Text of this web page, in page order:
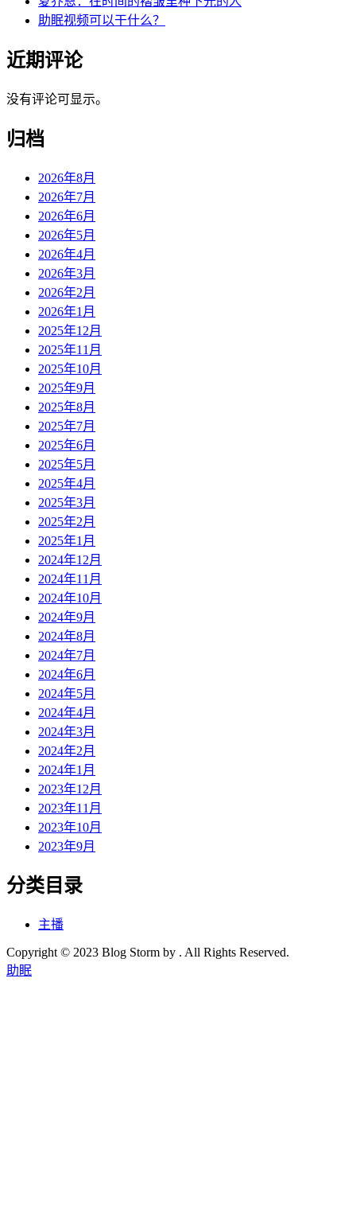
助眠视频可以干什么？
近期评论
没有评论可显示。
归档
2026年8月
2026年7月
2026年6月
2026年5月
2026年4月
2026年3月
2026年2月
2026年1月
2025年12月
2025年11月
2025年10月
2025年9月
2025年8月
2025年7月
2025年6月
2025年5月
2025年4月
2025年3月
2025年2月
2025年1月
2024年12月
2024年11月
2024年10月
2024年9月
2024年8月
2024年7月
2024年6月
2024年5月
2024年4月
2024年3月
2024年2月
2024年1月
2023年12月
2023年11月
2023年10月
2023年9月
分类目录
主播
Copyright © 2023 Blog Storm by . All Rights Reserved.
助眠